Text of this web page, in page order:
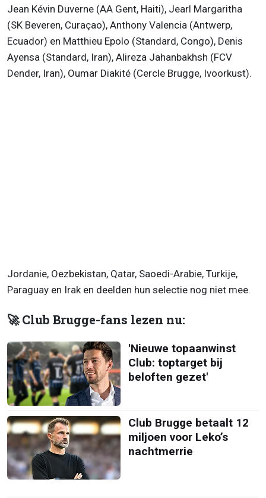
Jean Kévin Duverne (AA Gent, Haiti), Jearl Margaritha
(SK Beveren, Curaçao), Anthony Valencia (Antwerp,
Ecuador) en Matthieu Epolo (Standard, Congo), Denis
Ayensa (Standard, Iran), Alireza Jahanbakhsh (FCV
Dender, Iran), Oumar Diakité (Cercle Brugge, Ivoorkust).
Jordanie, Oezbekistan, Qatar, Saoedi-Arabie, Turkije,
Paraguay en Irak en deelden hun selectie nog niet mee.
🚀 Club Brugge-fans lezen nu:
'Nieuwe topaanwinst
Club: toptarget bij
beloften gezet'
Club Brugge betaalt 12
miljoen voor Leko’s
nachtmerrie